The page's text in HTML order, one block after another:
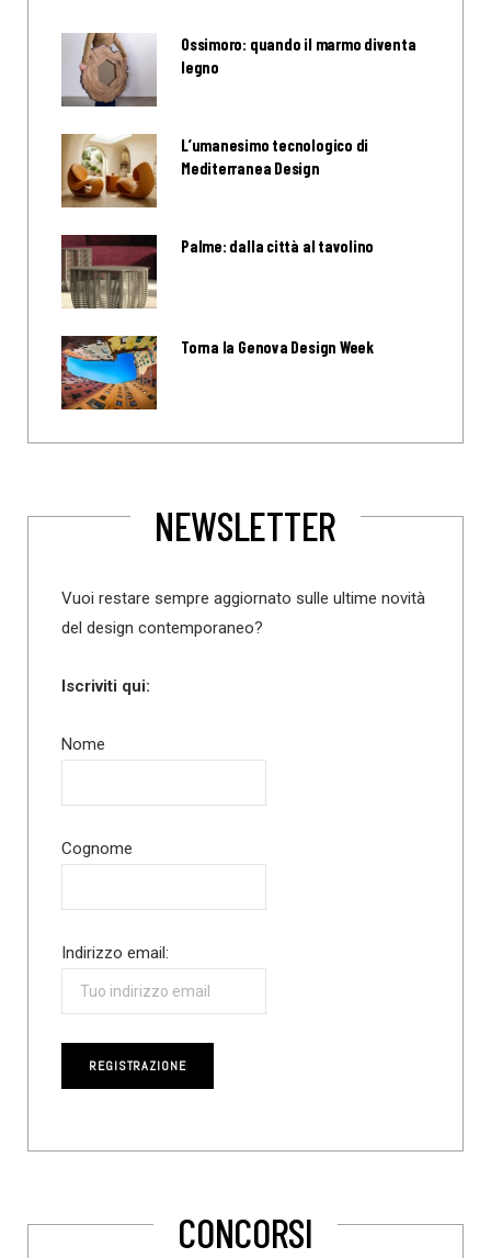
Ossimoro: quando il marmo diventa
legno
L’umanesimo tecnologico di
Mediterranea Design
Palme: dalla città al tavolino
Torna la Genova Design Week
NEWSLETTER
Vuoi restare sempre aggiornato sulle ultime novità
del design contemporaneo?
Iscriviti qui:
Nome
Cognome
Indirizzo email:
CONCORSI